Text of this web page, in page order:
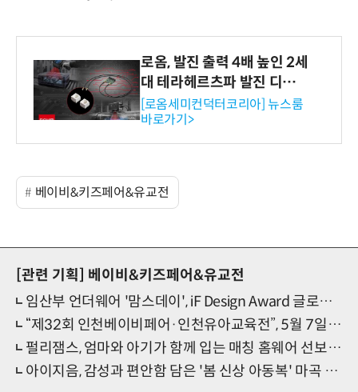
로옴, 발진 출력 4배 높인 2세
대 테라헤르츠파 발진 디바이
스 개발
[로옴세미컨덕터코리아] 뉴스룸
바로가기>
베이비&키즈페어&유교전
[관련 기획]
베이비&키즈페어&유교전
임산부 언더웨어 '맘스데이', iF Design Award 글로벌 수상
“제32회 인천베이비페어·인천유아교육전”, 5월 7일 송도컨벤시아에서 개막
펄리잼스, 엄마와 아기가 함께 입는 매칭 홈웨어 선보인다
아이지음, 감성과 편안함 담은 '봄 신상 아동복' 마곡 베이비페어에서 선보여